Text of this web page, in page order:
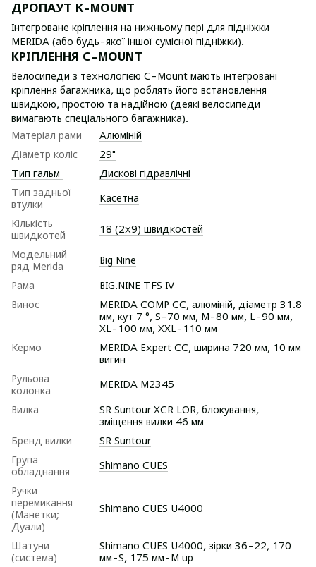
ДРОПАУТ K-MOUNT
Інтегроване кріплення на нижньому пері для підніжки
MERIDA (або будь-якої іншої сумісної підніжки).
КРІПЛЕННЯ C-MOUNT
Велосипеди з технологією C-Mount мають інтегровані
кріплення багажника, що роблять його встановлення
швидкою, простою та надійною (деякі велосипеди
вимагають спеціального багажника).
Матеріал рами
Алюміній
Діаметр коліс
29"
Тип гальм
Дискові гідравлічні
Тип задньої
втулки
Касетна
Кількість
швидкотей
18 (2х9) швидкостей
Модельний
ряд Merida
Big Nine
Рама
BIG.NINE TFS IV
Винос
MERIDA COMP CC, алюміній, діаметр 31.8
мм, кут 7 °, S-70 мм, M-80 мм, L-90 мм,
XL-100 мм, XXL-110 мм
Кермо
MERIDA Expert CC, ширина 720 мм, 10 мм
вигин
Рульова
колонка
MERIDA M2345
Вилка
SR Suntour XCR LOR, блокування,
зміщення вилки 46 мм
Бренд вилки
SR Suntour
Група
обладнання
Shimano CUES
Ручки
перемикання
(Манетки;
Дуали)
Shimano CUES U4000
Шатуни
(система)
Shimano CUES U4000, зірки 36-22, 170
мм-S, 175 мм-M up